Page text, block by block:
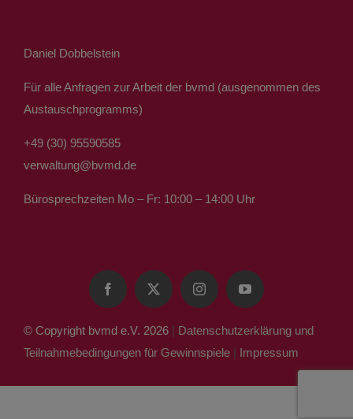
Daniel Dobbelstein
Für alle Anfragen zur Arbeit der bvmd (ausgenommen des
Austauschprogramms)
+49 (30) 95590585
verwaltung@bvmd.de
Bürosprechzeiten Mo – Fr: 10:00 – 14:00 Uhr
© Copyright bvmd e.V. 2026 | Datenschutzerklärung und
Teilnahmebedingungen für Gewinnspiele| Impressum